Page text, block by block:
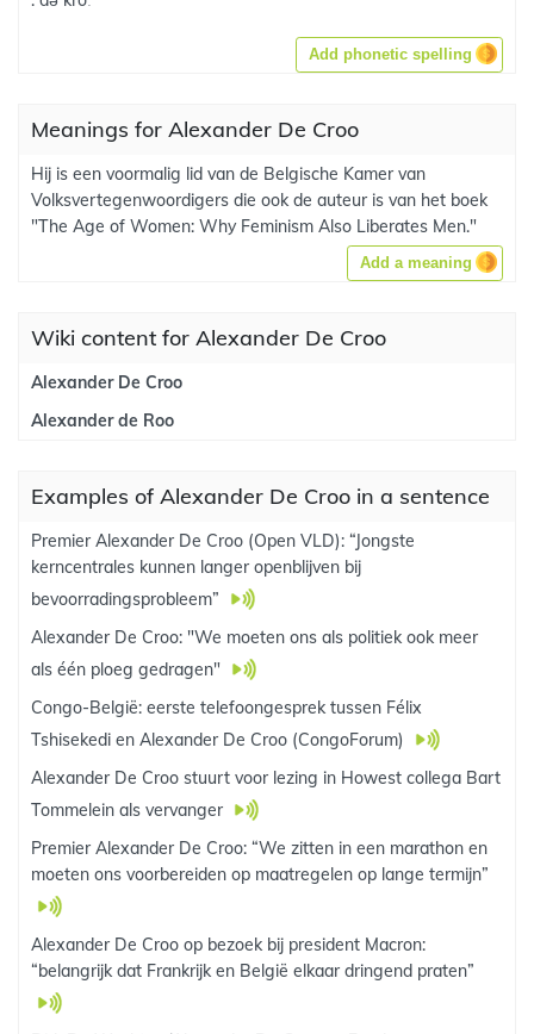
Add phonetic spelling
Meanings for Alexander De Croo
Hij is een voormalig lid van de Belgische Kamer van
Volksvertegenwoordigers die ook de auteur is van het boek
"The Age of Women: Why Feminism Also Liberates Men."
Add a meaning
Wiki content for Alexander De Croo
Alexander De Croo
Alexander de Roo
Examples of Alexander De Croo in a sentence
Premier Alexander De Croo (Open VLD): “Jongste
kerncentrales kunnen langer openblijven bij
bevoorradingsprobleem”
Alexander De Croo: "We moeten ons als politiek ook meer
als één ploeg gedragen"
Congo-België: eerste telefoongesprek tussen Félix
Tshisekedi en Alexander De Croo (CongoForum)
Alexander De Croo stuurt voor lezing in Howest collega Bart
Tommelein als vervanger
Premier Alexander De Croo: “We zitten in een marathon en
moeten ons voorbereiden op maatregelen op lange termijn”
Alexander De Croo op bezoek bij president Macron:
“belangrijk dat Frankrijk en België elkaar dringend praten”